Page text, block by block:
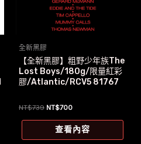
全新黑膠
【全新黑膠】粗野少年族The
Lost Boys/180g/限量紅彩
膠/Atlantic/RCV5 81767
NT$739 原
格：
NT$700目
價
格：
查看內容